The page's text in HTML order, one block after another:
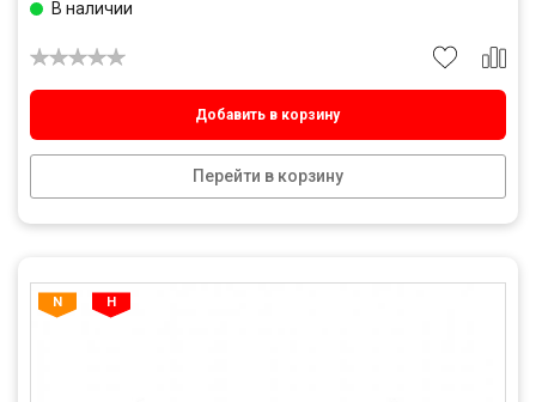
Добавить в корзину
Перейти в корзину
В наличии